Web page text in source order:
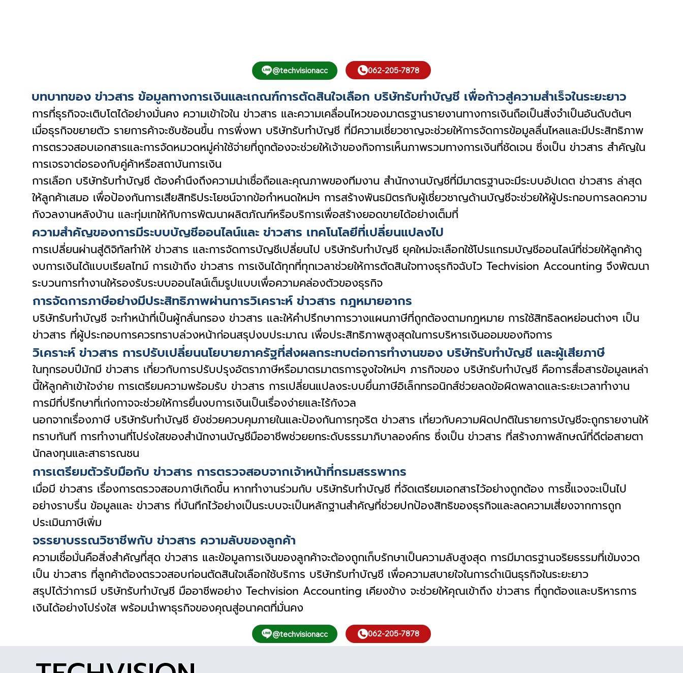
@techvisionacc 062-205-7878
บทบาทของ ข่าวสาร ข้อมูลทางการเงินและเกณฑ์การตัดสินใจเลือก บริษัทรับทำบัญชี เพื่อก้าวสู่ความสำเร็จในระยะยาว
การเลือก บริษัทรับทำบัญชี ต้องคำนึงถึงความน่าเชื่อถือและคุณภาพของทีมงาน สำนักงานบัญชีที่มีมาตรฐานจะมีระบบอัปเดต ข่าวสาร ล่าสุด
ให้ลูกค้าเสมอ เพื่อป้องกันการเสียสิทธิประโยชน์จากข้อกำหนดใหม่ๆ การสร้างพันธมิตรกับผู้เชี่ยวชาญด้านบัญชีจะช่วยให้ผู้ประกอบการลดความ
กังวลงานหลังบ้าน และทุ่มเทให้กับการพัฒนาผลิตภัณฑ์หรือบริการเพื่อสร้างยอดขายได้อย่างเต็มที่
การที่ธุรกิจจะเติบโตได้อย่างมั่นคง ความเข้าใจใน ข่าวสาร และความเคลื่อนไหวของมาตรฐานรายงานทางการเงินถือเป็นสิ่งจำเป็นอันดับต้นๆ
เมื่อธุรกิจขยายตัว รายการค้าจะซับซ้อนขึ้น การพึ่งพา บริษัทรับทำบัญชี ที่มีความเชี่ยวชาญจะช่วยให้การจัดการข้อมูลลื่นไหลและมีประสิทธิภาพ
การตรวจสอบเอกสารและการจัดหมวดหมู่ค่าใช้จ่ายที่ถูกต้องจะช่วยให้เจ้าของกิจการเห็นภาพรวมทางการเงินที่ชัดเจน ซึ่งเป็น ข่าวสาร สำคัญใน
การเจรจาต่อรองกับคู่ค้าหรือสถาบันการเงิน
ความสำคัญของการมีระบบบัญชีออนไลน์และ ข่าวสาร เทคโนโลยีที่เปลี่ยนแปลงไป
การเปลี่ยนผ่านสู่ดิจิทัลทำให้ ข่าวสาร และการจัดการบัญชีเปลี่ยนไป บริษัทรับทำบัญชี ยุคใหม่จะเลือกใช้โปรแกรมบัญชีออนไลน์ที่ช่วยให้ลูกค้าดู
งบการเงินได้แบบเรียลไทม์ การเข้าถึง ข่าวสาร การเงินได้ทุกที่ทุกเวลาช่วยให้การตัดสินใจทางธุรกิจฉับไว Techvision Accounting จึงพัฒนา
ระบวนการทำงานให้รองรับระบบออนไลน์เต็มรูปแบบเพื่อความคล่องตัวของธุรกิจ
การจัดการภาษีอย่างมีประสิทธิภาพผ่านการวิเคราะห์ ข่าวสาร กฎหมายอากร
บริษัทรับทำบัญชี จะทำหน้าที่เป็นผู้กลั่นกรอง ข่าวสาร และให้คำปรึกษาการวางแผนภาษีที่ถูกต้องตามกฎหมาย การใช้สิทธิลดหย่อนต่างๆ เป็น
ข่าวสาร ที่ผู้ประกอบการควรทราบล่วงหน้าก่อนสรุปงบประมาณ เพื่อประสิทธิภาพสูงสุดในการบริหารเงินออมของกิจการ
วิเคราะห์ ข่าวสาร การปรับเปลี่ยนนโยบายภาครัฐที่ส่งผลกระทบต่อการทำงานของ บริษัทรับทำบัญชี และผู้เสียภาษี
ในทุกรอบปีมักมี ข่าวสาร เกี่ยวกับการปรับปรุงอัตราภาษีหรือมาตรมาตรการจูงใจใหม่ๆ ภารกิจของ บริษัทรับทำบัญชี คือการสื่อสารข้อมูลเหล่า
นี้ให้ลูกค้าเข้าใจง่าย การเตรียมความพร้อมรับ ข่าวสาร การเปลี่ยนแปลงระบบยื่นภาษีอิเล็กทรอนิกส์ช่วยลดข้อผิดพลาดและระยะเวลาทำงาน
การมีที่ปรึกษาที่เก่งกาจจะช่วยให้การยื่นงบการเงินเป็นเรื่องง่ายและไร้กังวล
นอกจากเรื่องภาษี บริษัทรับทำบัญชี ยังช่วยควบคุมภายในและป้องกันการทุจริต ข่าวสาร เกี่ยวกับความผิดปกติในรายการบัญชีจะถูกรายงานให้
ทราบทันที การทำงานที่โปร่งใสของสำนักงานบัญชีมืออาชีพช่วยยกระดับธรรมาภิบาลองค์กร ซึ่งเป็น ข่าวสาร ที่สร้างภาพลักษณ์ที่ดีต่อสายตา
นักลงทุนและสาธารณชน
การเตรียมตัวรับมือกับ ข่าวสาร การตรวจสอบจากเจ้าหน้าที่กรมสรรพากร
เมื่อมี ข่าวสาร เรื่องการตรวจสอบภาษีเกิดขึ้น หากทำงานร่วมกับ บริษัทรับทำบัญชี ที่จัดเตรียมเอกสารไว้อย่างถูกต้อง การชี้แจงจะเป็นไป
อย่างราบรื่น ข้อมูลและ ข่าวสาร ที่บันทึกไว้อย่างเป็นระบบจะเป็นหลักฐานสำคัญที่ช่วยปกป้องสิทธิของธุรกิจและลดความเสี่ยงจากการถูก
ประเมินภาษีเพิ่ม
จรรยาบรรณวิชาชีพกับ ข่าวสาร ความลับของลูกค้า
ความเชื่อมั่นคือสิ่งสำคัญที่สุด ข่าวสาร และข้อมูลการเงินของลูกค้าจะต้องถูกเก็บรักษาเป็นความลับสูงสุด การมีมาตรฐานจริยธรรมที่เข้มงวด
เป็น ข่าวสาร ที่ลูกค้าต้องตรวจสอบก่อนตัดสินใจเลือกใช้บริการ บริษัทรับทำบัญชี เพื่อความสบายใจในการดำเนินธุรกิจในระยะยาว
สรุปได้ว่าการมี บริษัทรับทำบัญชี มืออาชีพอย่าง Techvision Accounting เคียงข้าง จะช่วยให้คุณเข้าถึง ข่าวสาร ที่ถูกต้องและบริหารการ
เงินได้อย่างโปร่งใส พร้อมนำพาธุรกิจของคุณสู่อนาคตที่มั่นคง
@techvisionacc 062-205-7878